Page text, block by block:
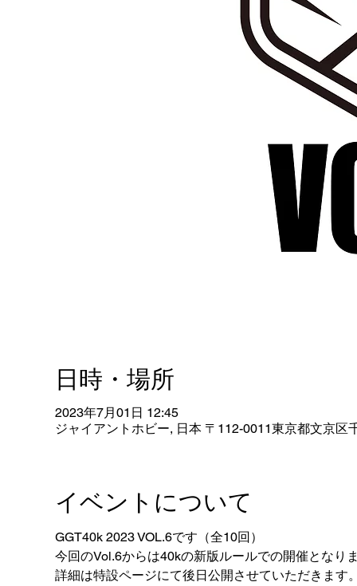
日時・場所
2023年7月01日 12:45
ジャイアントホビー, 日本 〒112-0011東京都文京区
イベントについて
GGT40k 2023 VOL.6です（全10回）
今回のVol.6からは40kの新版ルールでの開催となり
詳細は特設ページにて後日公開させていただきます